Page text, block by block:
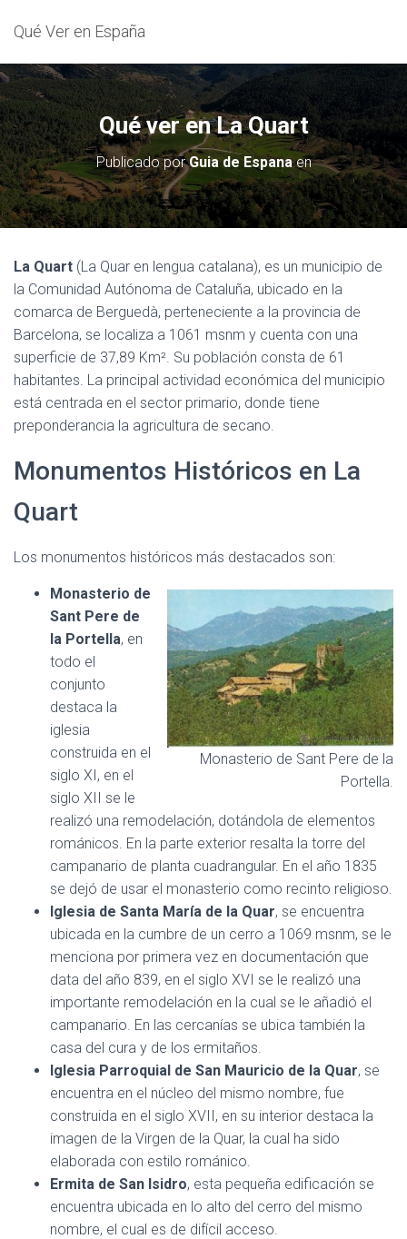
Qué Ver en España
Qué ver en La Quart
Publicado porGuia de Espanaen
La Quart (La Quar en lengua catalana), es un municipio de
la Comunidad Autónoma de Cataluña, ubicado en la
comarca de Berguedà, perteneciente a la provincia de
Barcelona, se localiza a 1061 msnm y cuenta con una
superficie de 37,89 Km². Su población consta de 61
habitantes. La principal actividad económica del municipio
está centrada en el sector primario, donde tiene
preponderancia la agricultura de secano.
Monumentos Históricos en La
Quart
Los monumentos históricos más destacados son:
Monasterio de Sant Pere de la
Portella.
Monasterio de
Sant Pere de
la Portella, en
todo el
conjunto
destaca la
iglesia
construida en el
siglo XI, en el
siglo XII se le
realizó una remodelación, dotándola de elementos
románicos. En la parte exterior resalta la torre del
campanario de planta cuadrangular. En el año 1835
se dejó de usar el monasterio como recinto religioso.
Iglesia de Santa María de la Quar, se encuentra
ubicada en la cumbre de un cerro a 1069 msnm, se le
menciona por primera vez en documentación que
data del año 839, en el siglo XVI se le realizó una
importante remodelación en la cual se le añadió el
campanario. En las cercanías se ubica también la
casa del cura y de los ermitaños.
Iglesia Parroquial de San Mauricio de la Quar, se
encuentra en el núcleo del mismo nombre, fue
construida en el siglo XVII, en su interior destaca la
imagen de la Virgen de la Quar, la cual ha sido
elaborada con estilo románico.
Ermita de San Isidro, esta pequeña edificación se
encuentra ubicada en lo alto del cerro del mismo
nombre, el cual es de difícil acceso.